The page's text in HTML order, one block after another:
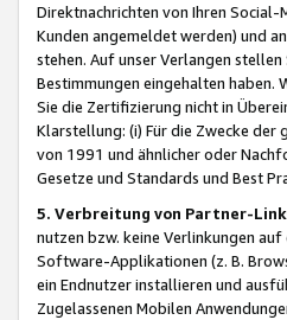
Direktnachrichten von Ihren
Kunden angemeldet werden) und
stehen. Auf unser Verlangen
Bestimmungen eingehalten haben.
Sie die Zertifizierung nicht in
Klarstellung: (i) Für die Zwecke der
von 1991 und ähnlicher oder
Gesetze und Standards und Best
5. Verbreitung von Partner-
nutzen bzw. keine Verlinkungen
Software-Applikationen (z. B.
ein Endnutzer installieren und
Zugelassenen Mobilen